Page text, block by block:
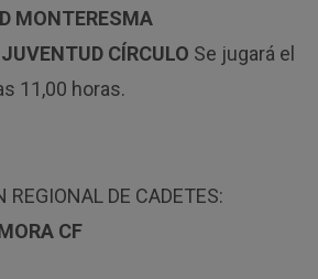
MONTERESMA
CÍRCULO Se jugará el
11,00 horas.
REGIONAL DE CADETES:
CF